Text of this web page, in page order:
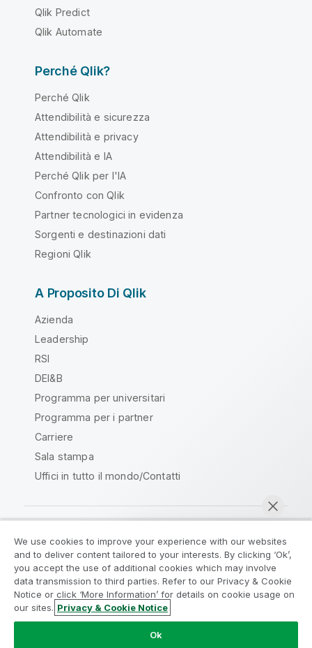
Qlik Predict
Qlik Automate
Perché Qlik?
Perché Qlik
Attendibilità e sicurezza
Attendibilità e privacy
Attendibilità e IA
Perché Qlik per l'IA
Confronto con Qlik
Partner tecnologici in evidenza
Sorgenti e destinazioni dati
Regioni Qlik
A Proposito Di Qlik
Azienda
Leadership
RSI
DEI&B
Programma per universitari
Programma per i partner
Carriere
Sala stampa
Uffici in tutto il mondo/Contatti
Qlik Community
Contratti
Termini del prodotto
Legal Policies
Note Legali
Termini di utilizzo
Marchi
Do Not Share My Info
Copyright © 1993-2026 QlikTech International AB. Tutti i
We use cookies to improve your experience with our websites
and to deliver content tailored to your interests. By clicking ‘Ok’,
you accept the use of additional cookies which may involve
data transmission to third parties. Refer to our Privacy & Cookie
Notice or click ‘More Information’ for details on cookie usage on
our sites. Privacy & Cookie Notice
Ok